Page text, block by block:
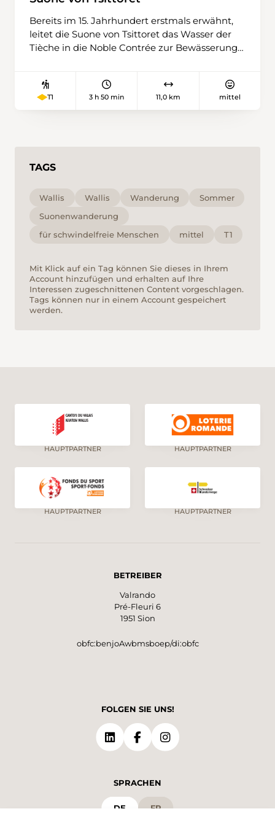
Bereits im 15. Jahrhundert erstmals erwähnt,
leitet die Suone von Tsittoret das Wasser der
Tièche in die Noble Contrée zur Bewässerung
Direkt zu Beginn führt sie ihr Wasser in einem
tosenden Wasserfall eine Felswand hinunter,
Landschaft erwartet den Wanderer.
T1 3 h 50 min 11,0 km mittel
TAGS
Wallis Wallis Wanderung
Sommer
Suonenwanderung
für schwindelfreie Menschen
mittel T1
Mit Klick auf ein Tag können Sie dieses in Ihrem
Account hinzufügen und erhalten auf Ihre
Interessen zugeschnittenen Content vorgeschlagen.
Tags können nur in einem Account gespeichert
werden.
HAUPTPARTNER HAUPTPARTNER
HAUPTPARTNER HAUPTPARTNER
BETREIBER
Valrando
Pré-Fleuri 6
1951 Sion
obfc:benjoAwbmsboep/di:obfc
FOLGEN SIE UNS!
SPRACHEN
DE FR